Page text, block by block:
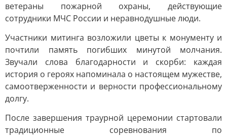
ветераны пожарной охраны, действующие
сотрудники МЧС России и неравнодушные люди.
Участники митинга возложили цветы к монументу и
почтили память погибших минутой молчания.
Звучали слова благодарности и скорби: каждая
история о героях напоминала о настоящем мужестве,
самоотверженности и верности профессиональному
долгу.
После завершения траурной церемонии стартовали
традиционные соревнования по